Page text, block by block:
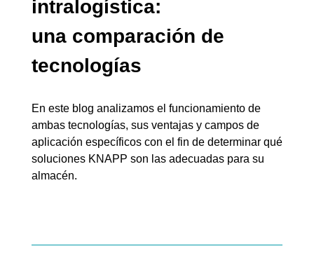
intralogística:
una comparación de
tecnologías
En este blog analizamos el funcionamiento de
ambas tecnologías, sus ventajas y campos de
aplicación específicos con el fin de determinar qué
soluciones KNAPP son las adecuadas para su
almacén.